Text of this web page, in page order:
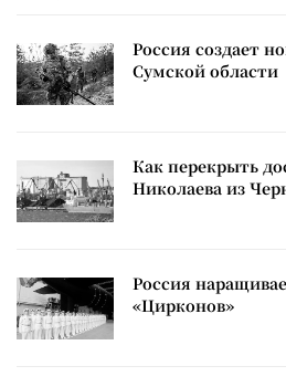
Россия создает
Сумской области
Как перекрыть
Николаева из
Россия
«Цирконов»